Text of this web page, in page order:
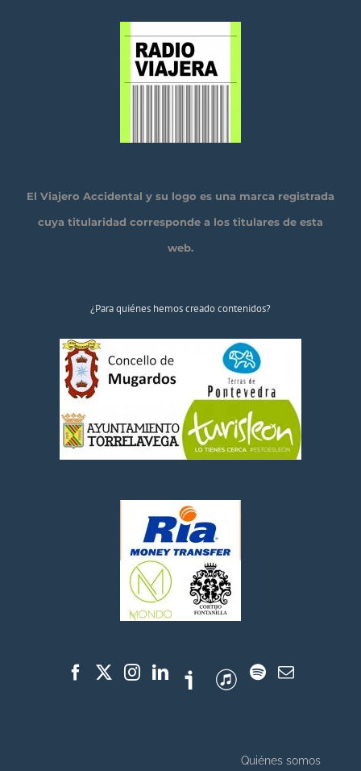
El Viajero Accidental y su logo es una marca registrada
cuya titularidad corresponde a los titulares de esta
web.
¿Para quiénes hemos creado contenidos?
Quiénes somos